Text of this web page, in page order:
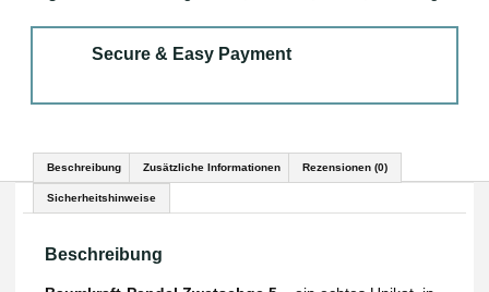
Secure & Easy Payment
Beschreibung Zusätzliche Informationen Rezensionen (0)
Sicherheitshinweise
Beschreibung